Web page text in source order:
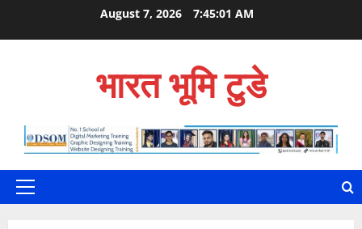
August 7, 2026 7:45:02 AM
भारत भूमि टुडे
Primary